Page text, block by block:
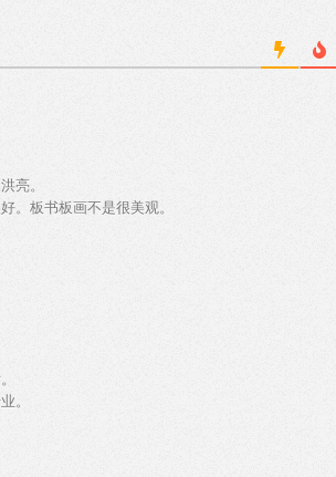
亮。
。板书板画不是很美观。
。